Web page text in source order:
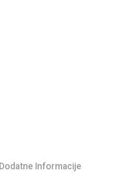
Dodatne Informacije